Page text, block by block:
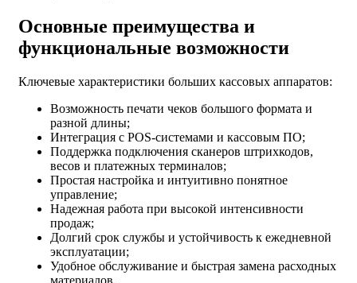
Основные преимущества и
функциональные возможности
Ключевые характеристики больших кассовых аппаратов:
Возможность печати чеков большого формата и
разной длины;
Интеграция с POS-системами и кассовым ПО;
Поддержка подключения сканеров штрихкодов,
весов и платежных терминалов;
Простая настройка и интуитивно понятное
управление;
Надежная работа при высокой интенсивности
продаж;
Долгий срок службы и устойчивость к ежедневной
эксплуатации;
Удобное обслуживание и быстрая замена расходных
материалов.